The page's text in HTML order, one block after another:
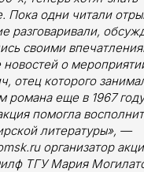
Пока одни читали
разговаривали,
своими
о
отец которого
романа еще в 1967
помогла
литературы», —
организатор
ТГУ Мария